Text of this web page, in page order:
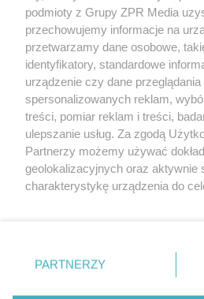
rozpowszechniany lub dalej
tym także elektroniczny lub mechaniczny)
eksploatacji w jakiejkolwiek formie,
Internecie bez pisemnej zgody właściciela
wykorzystanie utworów w całości lub w
tzn. bez właściwej zgody, jest zabronione
ścigane prawnie.
© 2026 Grupa
podmioty z Grupy ZPR Media
przechowujemy informacje na
przetwarzamy dane osobowe,
identyfikatory, standardowe
urządzenie czy dane
spersonalizowanych reklam,
treści, pomiar reklam i treści,
ulepszanie usług. Za zgodą
Partnerzy możemy używać
geolokalizacyjnych oraz aktywnie
charakterystykę urządzenia do
zmienić/wycofać klikając przycisk
znajdujący się w lewym dolnym
rodzaje przetwarzania danych nie
PARTNERZY